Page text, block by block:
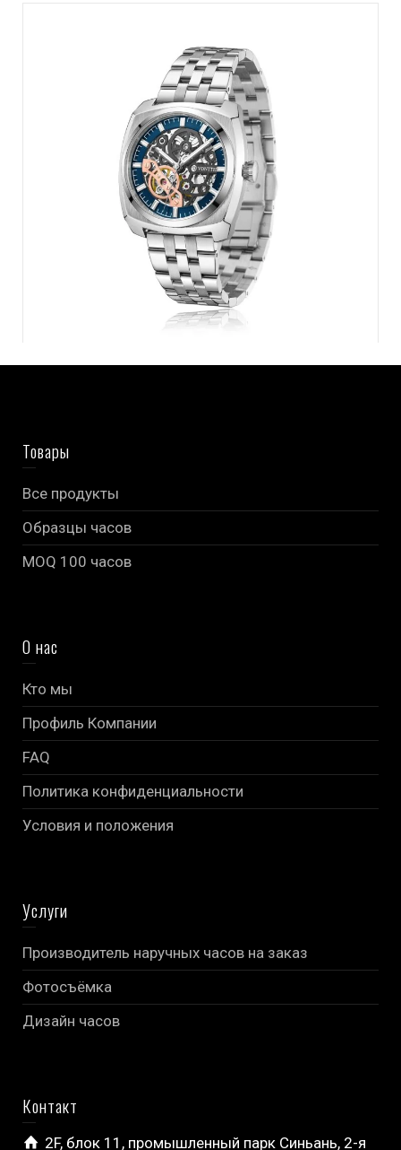
Товары
Все продукты
Образцы часов
MOQ 100 часов
О нас
Кто мы
Профиль Компании
FAQ
Политика конфиденциальности
Условия и положения
Услуги
Производитель наручных часов на заказ
Фотосъёмка
Дизайн часов
Контакт
2F, блок 11, промышленный парк Синьань, 2-я